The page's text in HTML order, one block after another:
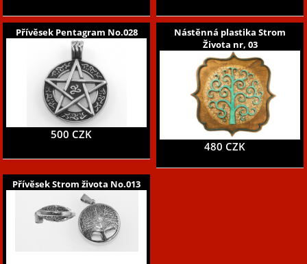
Přívěsek Pentagram No.028
500 CZK
Nástěnná plastika Strom
Života nr, 03
480 CZK
Přívěsek Strom života No.013